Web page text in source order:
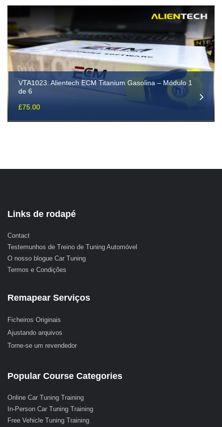
VTA1023: Alientech ECM Titanium Gasolina – Módulo 1
de 6
£75.00
Links de rodapé
Contact
Testemunhos de Treino de Tuning Automóvel
O nosso blogue Car Tuning
Termos e Condições
Remapear Serviços
Ficheiros Originais
Ajustando arquivos
Torne-se um revendedor
Popular Course Categories
Online Car Tuning Training
In-Person Car Tuning Training
Free Vehicle Tuning Training